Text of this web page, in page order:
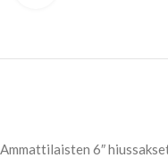
Ammattilaisten 6″